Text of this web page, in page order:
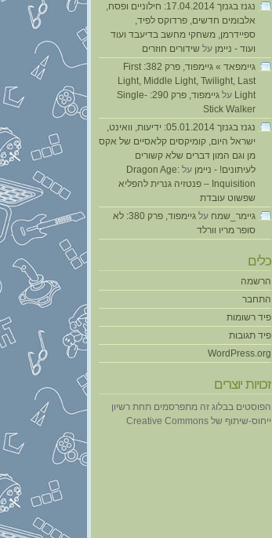
נגנז בגנזך 17.04.2014: חילוניים ופסח,
אלבומים חדשים, פרדוקס לפיד,
ספיידרמן, משחקי מחשב בדיעבד ועוד
ועוד - ניימן על שידורים חוזרים
גיימפאד » גיימפוד, פרק 382: First
Light, Middle Light, Twilight, Last
Light על
גיימפוד, פרק 290: Single-
Stick Walker
נגנז בגנזך 05.01.2014: ידיעות, וואינט,
ישראל היום, קומיקסים קלאסיים של אקס
מן וגם המון דברים שלא קשורים
לעיתונים! - ניימן על Dragon Age:
Inquisition – פנטזיה גנרית להפליא
שפשוט עובדת
גיימר_שמח על
גיימפוד, פרק 380: לא
סופר מריו וורלד
כלים
הרשמה
התחבר
פיד רשומות
פיד תגובות
WordPress.org
זכויות יוצרים
הפוסטים בבלוג זה מתפרסמים תחת רשיון
ייחוס-שיתוף של Creative Commons